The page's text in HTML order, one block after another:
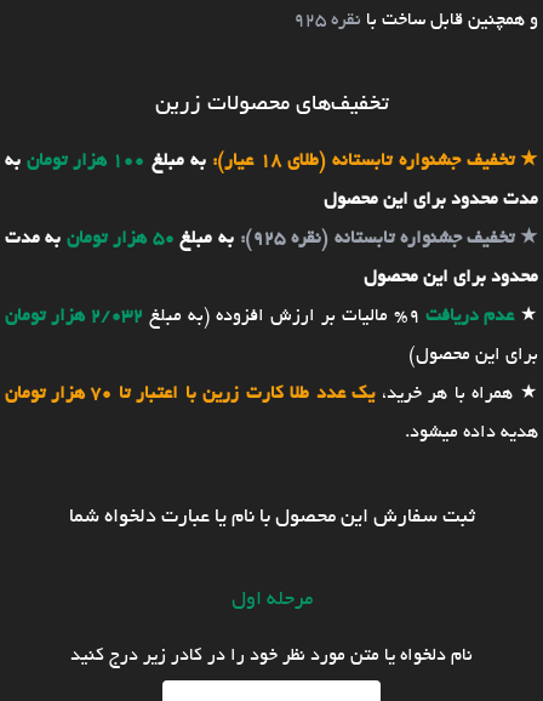
و همچنین قابل ساخت با نقره 925
تخفیف‌های محصولات زرین
★تخفیف جشنواره تابستانه (طلای 18 عیار): به مبلغ 100 هزار تومان
به
مدت محدود برای این محصول
★تخفیف جشنواره تابستانه (نقره 925): به مبلغ 50 هزار تومان
به مدت
محدود برای این محصول
★عدم دریافت 9% مالیات بر ارزش افزوده (به مبلغ
2/032 هزار تومان
برای این محصول)
★ همراه با هر خرید،یک عدد طلا کارت زرین با اعتبار تا 70 هزار تومان
هدیه داده میشود.
ثبت سفارش این محصول با نام یا عبارت دلخواه شما
مرحله اول
نام دلخواه یا متن مورد نظر خود را در کادر زیر درج کنید